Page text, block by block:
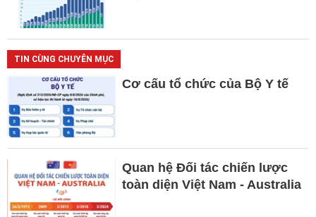
TIN CÙNG CHUYÊN MỤC
Cơ cấu tổ chức của Bộ Y tế
Quan hệ Đối tác chiến lược
toàn diện Việt Nam - Australia